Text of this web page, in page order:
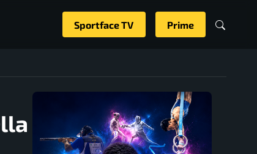
Sportface TV Prime